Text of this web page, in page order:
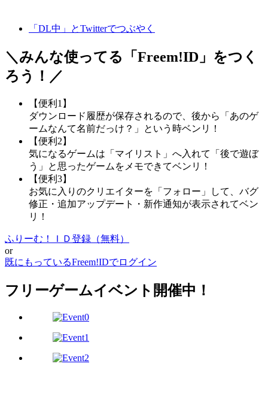
「DL中」とTwitterでつぶやく
＼みんな使ってる「 Freem!ID 」をつく
ろう！／
【便利1】
ダウンロード履歴が保存されるので、後から「あのゲ
ームなんて名前だっけ？」という時ベンリ！
【便利2】
気になるゲームは「マイリスト」へ入れて「後で遊ぼ
う」と思ったゲームをメモできてベンリ！
【便利3】
お気に入りのクリエイターを「フォロー」して、バグ
修正・追加アップデート・新作通知が表示されてベン
リ！
ふりーむ！ＩＤ登録（無料）
or
既にもっているFreem!IDでログイン
フリーゲームイベント開催中！